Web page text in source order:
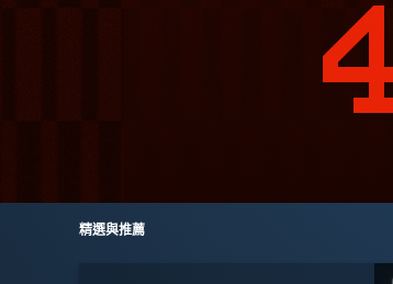
精選與推薦